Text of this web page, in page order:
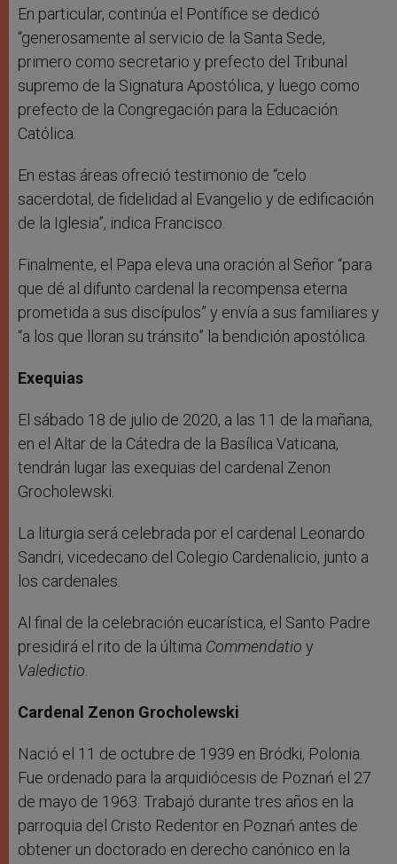
En particular, continúa el Pontífice se dedicó
“generosamente al servicio de la Santa Sede,
primero como secretario y prefecto del Tribunal
supremo de la Signatura Apostólica, y luego como
prefecto de la Congregación para la Educación
Católica.
En estas áreas ofreció testimonio de “celo
sacerdotal, de fidelidad al Evangelio y de edificación
de la Iglesia”, indica Francisco.
Finalmente, el Papa eleva una oración al Señor “para
que dé al difunto cardenal la recompensa eterna
prometida a sus discípulos” y envía a sus familiares y
“a los que lloran su tránsito” la bendición apostólica.
Exequias
El sábado 18 de julio de 2020, a las 11 de la mañana,
en el Altar de la Cátedra de la Basílica Vaticana,
tendrán lugar las exequias del cardenal Zenon
Grocholewski.
La liturgia será celebrada por el cardenal Leonardo
Sandri, vicedecano del Colegio Cardenalicio, junto a
los cardenales.
Al final de la celebración eucarística, el Santo Padre
presidirá el rito de la última Commendatio y
Valedictio
Cardenal Zenon Grocholewski
Nació el 11 de octubre de 1939 en Bródki, Polonia.
Fue ordenado para la arquidiócesis de Poznań el 27
de mayo de 1963. Trabajó durante tres años en la
parroquia del Cristo Redentor en Poznań antes de
obtener un doctorado en derecho canónico en la